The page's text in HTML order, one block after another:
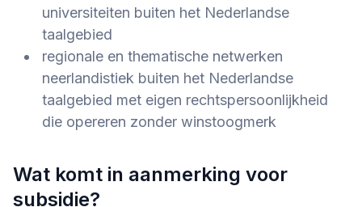
universiteiten buiten het Nederlandse
taalgebied
regionale en thematische netwerken
neerlandistiek buiten het Nederlandse
taalgebied met eigen rechtspersoonlijkheid
die opereren zonder winstoogmerk
Wat komt in aanmerking voor
subsidie?